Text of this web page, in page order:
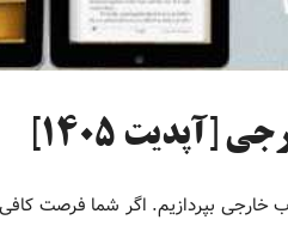
[آپدیت 1405]
خارجی بپردازیم. اگر شما فرصت